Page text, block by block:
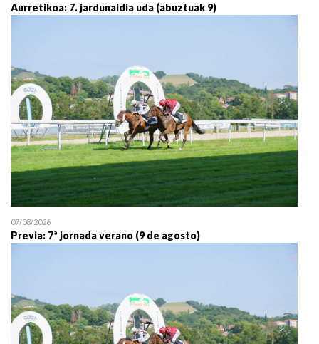
19/07 11:30 Uztailaren 19a / 19 de
Aurretikoa: 7. jardunaldia uda (abuztuak 9)
07/08/2026
Previa: 7ª jornada verano (9 de agosto)